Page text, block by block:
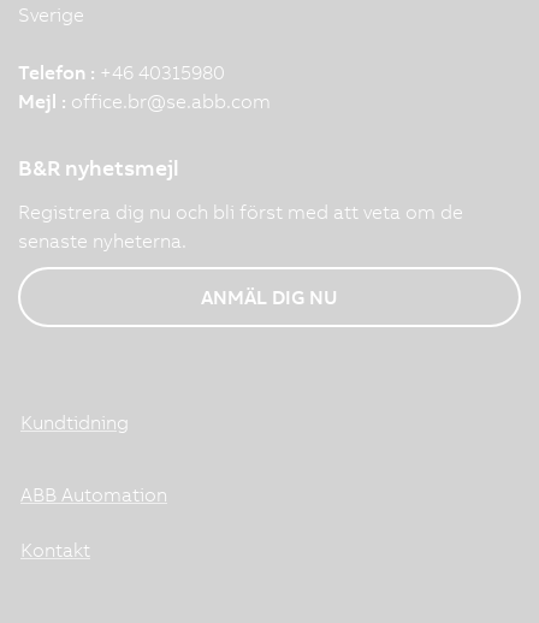
Sverige
Telefon : +46 40315980
Mejl : office.br@se.abb.com
B&R nyhetsmejl
Registrera dig nu och bli först med att veta om de
senaste nyheterna.
ANMÄL DIG NU
Kundtidning
ABB Automation
Kontakt